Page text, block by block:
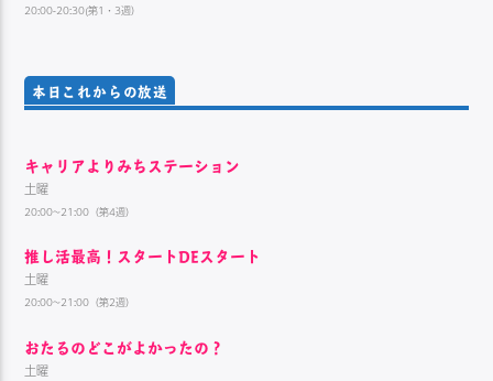
20:00-20:30(第1・3週）
本日これからの放送
キャリアよりみちステーション
土曜
20:00~21:00（第4週）
推し活最高！スタートDEスタート
土曜
20:00~21:00（第2週）
おたるのどこがよかったの？
土曜